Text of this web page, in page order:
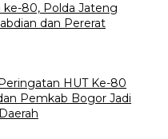
ke-80, Polda Jateng
dan Pererat
HUT Ke-80
Pemkab Bogor Jadi